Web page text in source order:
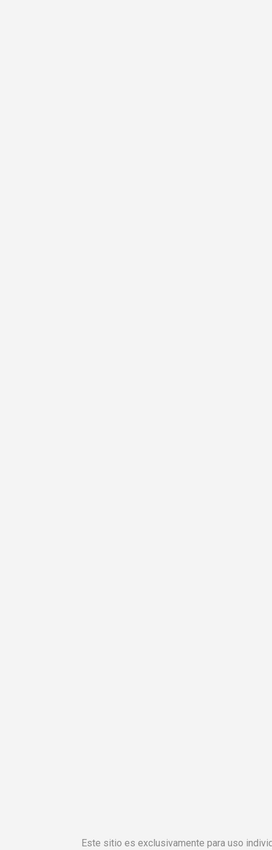
Este sitio es exclusivamente para uso